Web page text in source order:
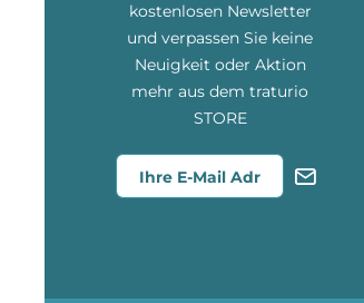
kostenlosen Newsletter
und verpassen Sie keine
Neuigkeit oder Aktion
mehr aus dem traturio
STORE